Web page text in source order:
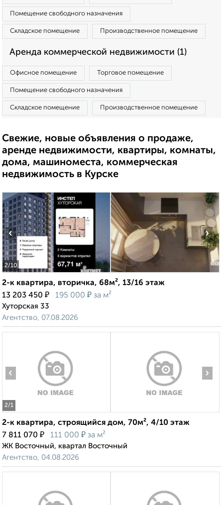
Помещение свободного назначения
Складское помещение Производственное помещение
Аренда коммерческой недвижимости (1)
Офисное помещение Торговое помещение
Помещение свободного назначения
Складское помещение Производственное помещение
Свежие, новые объявления о продаже,
аренде недвижимости, квартиры, комнаты,
дома, машиноместа, коммерческая
недвижимость в Курске
2/10
‹ ›
2-к квартира, вторичка, 68м², 13/16 этаж
13 203 450 ₽ 195 000 ₽ за м²
Хуторская 33
Агентство, 07.08.2026
2/1
‹ ›
2-к квартира, строящийся дом, 70м², 4/10 этаж
7 811 070 ₽ 111 000 ₽ за м²
ЖК Восточный, квартал Восточный
Агентство, 04.08.2026